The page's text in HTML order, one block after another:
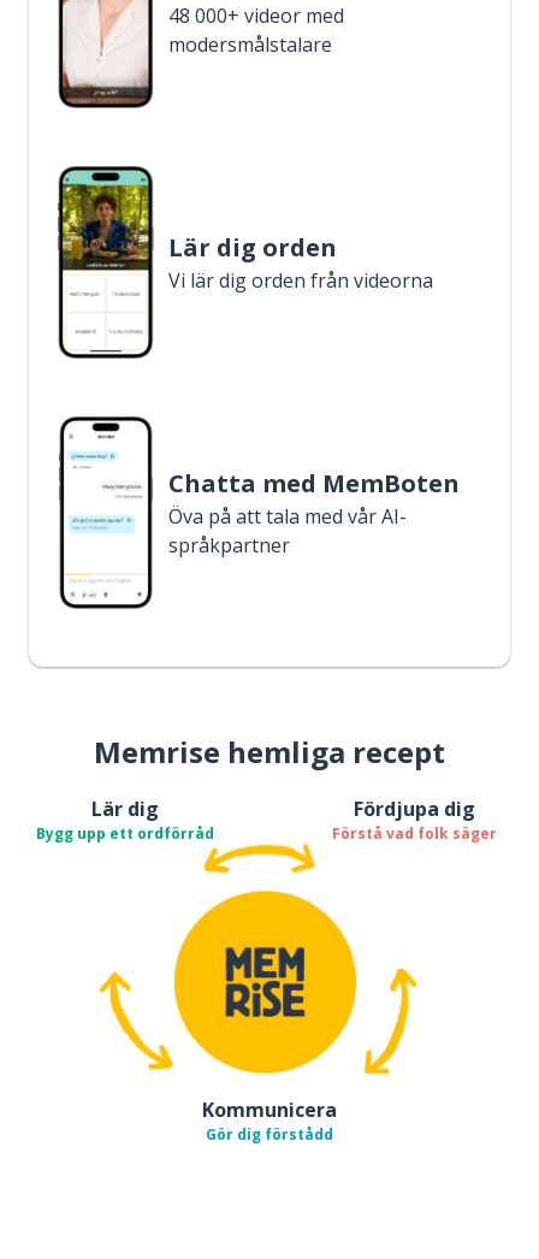
48 000+ videor med
modersmålstalare
Lär dig orden
Vi lär dig orden från videorna
Chatta med MemBoten
Öva på att tala med vår AI-
språkpartner
Memrise hemliga recept
Lär dig
Bygg upp ett ordförråd
Fördjupa dig
Förstå vad folk säger
Kommunicera
Gör dig förstådd